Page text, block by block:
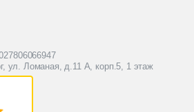
ул. Ломаная, д.11 А, корп.5, 1 этаж